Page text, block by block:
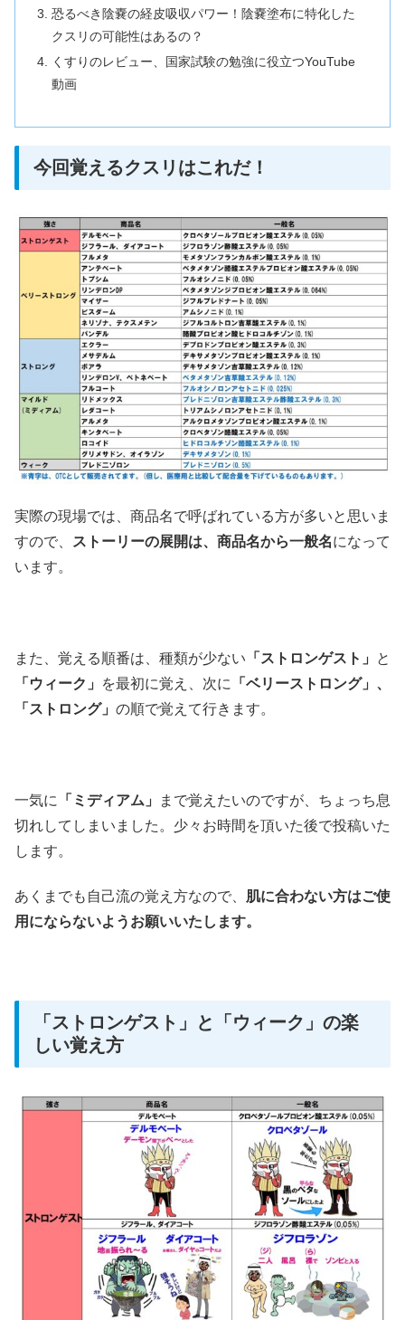
恐るべき陰嚢の経皮吸収パワー！陰嚢塗布に特化した
クスリの可能性はあるの？
くすりのレビュー、国家試験の勉強に役立つYouTube
動画
今回覚えるクスリはこれだ！
実際の現場では、商品名で呼ばれている方が多いと思いま
すので、 ストーリーの展開は、商品名から一般名になって
います。
また、覚える順番は、種類が少ない 「ストロンゲスト」
と
「ウィーク」
を最初に覚え、次に
「ベリーストロング」、
「ストロング」 の順で覚えて行きます。
一気に 「ミディアム」
まで覚えたいのですが、ちょっち息
切れしてしまいました。少々お時間を頂いた後で投稿いた
します。
あくまでも自己流の覚え方なので、 肌に合わない方はご使
用にならないようお願いいたします。
「ストロンゲスト」と「ウィーク」の楽
しい覚え方